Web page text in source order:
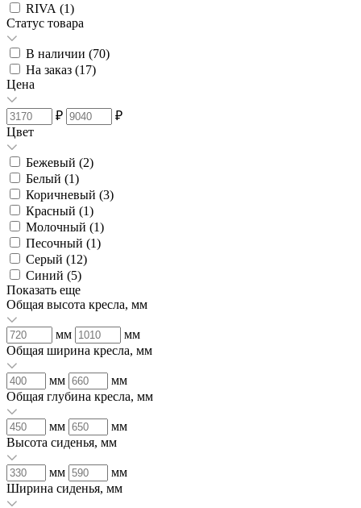
RIVA (1)
Статус товара
В наличии (70)
На заказ (17)
Цена
₽
₽
Цвет
Бежевый (2)
Белый (1)
Коричневый (3)
Красный (1)
Молочный (1)
Песочный (1)
Серый (12)
Синий (5)
Показать еще
Общая высота кресла, мм
мм
мм
Общая ширина кресла, мм
мм
мм
Общая глубина кресла, мм
мм
мм
Высота сиденья, мм
мм
мм
Ширина сиденья, мм